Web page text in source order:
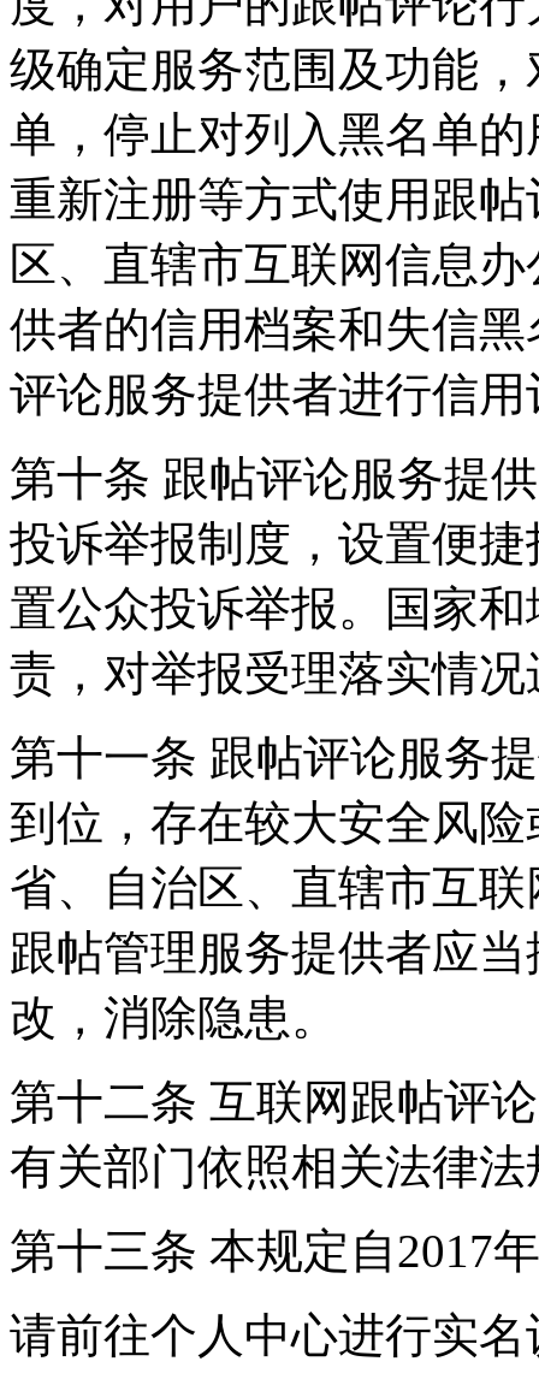
级确定服务范围及功能
单，停止对列入黑名单
重新注册等方式使用跟
区、直辖市互联网信息
供者的信用档案和失信
评论服务提供者进行信用
第十条 跟帖评论服务提
投诉举报制度，设置便
置公众投诉举报。国家
责，对举报受理落实情
第十一条 跟帖评论服务
到位，存在较大安全风
省、自治区、直辖市互
跟帖管理服务提供者应
改，消除隐患。
第十二条 互联网跟帖评
有关部门依照相关法律
第十三条 本规定自2017
请前往个人中心进行实名